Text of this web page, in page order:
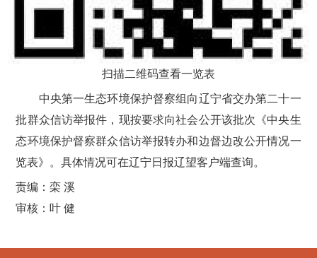
扫描二维码查看一览表
中央第一生态环境保护督察组向辽宁省交办第二十一
批群众信访举报件，现按要求向社会公开该批次《中央生
态环境保护督察群众信访举报转办和边督边改公开情况一
览表》。具体情况可在辽宁日报辽望客户端查询。
责编：栾 溪
审核：叶 健